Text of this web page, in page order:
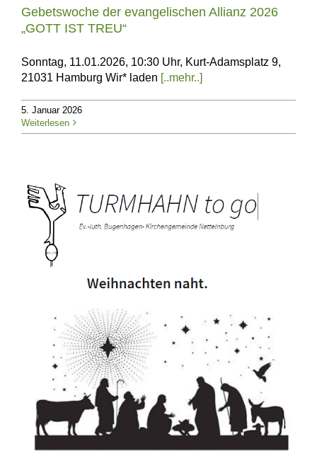
Gebetswoche der evangelischen Allianz 2026
„GOTT IST TREU“
Sonntag, 11.01.2026, 10:30 Uhr, Kurt-Adamsplatz 9,
21031 Hamburg Wir* laden [..mehr..]
5. Januar 2026
Weiterlesen